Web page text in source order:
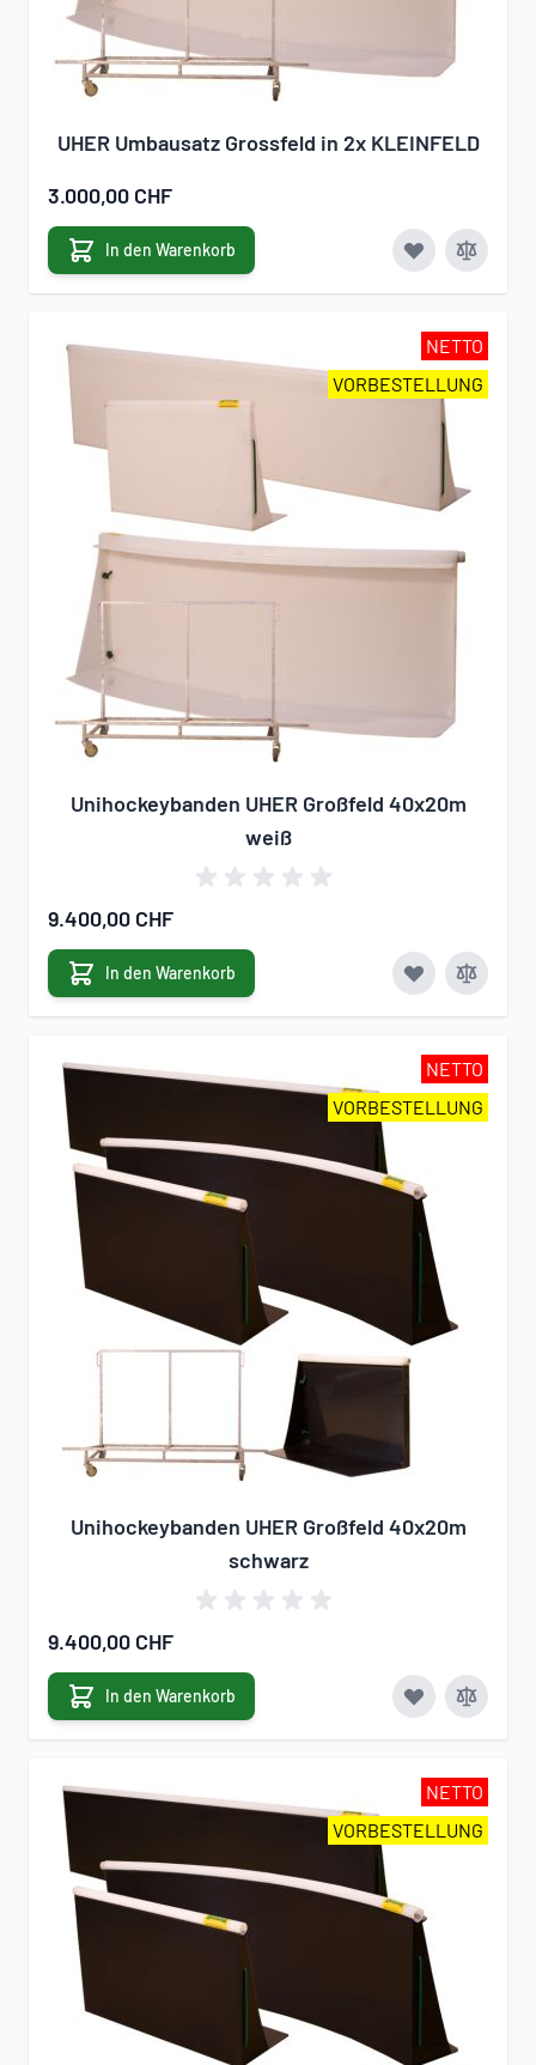
UHER Umbausatz Grossfeld in 2x KLEINFELD
3.000,00 CHF
In den Warenkorb
NETTO
VORBESTELLUNG
Unihockeybanden UHER Großfeld 40x20m
weiß
9.400,00 CHF
In den Warenkorb
NETTO
VORBESTELLUNG
Unihockeybanden UHER Großfeld 40x20m
schwarz
9.400,00 CHF
In den Warenkorb
NETTO
VORBESTELLUNG